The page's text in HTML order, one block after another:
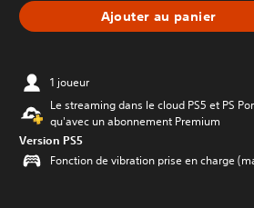
Ajouter au panier
1 joueur
Le streaming dans le cloud PS5 et PS
qu'avec un abonnement Premium
Version PS5
Fonction de vibration prise en charge